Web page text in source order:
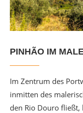
PINHÃO IM
Im Zentrum des
inmitten des
den Rio Douro